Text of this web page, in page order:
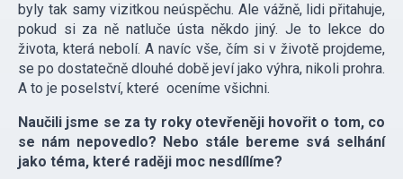
byly tak samy vizitkou neúspěchu. Ale vážně, lidi přitahuje,
pokud si za ně natluče ústa někdo jiný. Je to lekce do
života, která nebolí. A navíc vše, čím si v životě projdeme,
se po dostatečně dlouhé době jeví jako výhra, nikoli prohra.
A to je poselství, které oceníme všichni.
Naučili jsme se za ty roky otevřeněji hovořit o tom, co
se nám nepovedlo? Nebo stále bereme svá selhání
jako téma, které raději moc nesdílíme?